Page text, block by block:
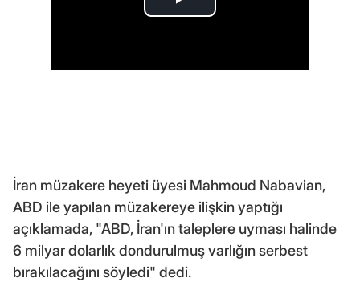
İran müzakere heyeti üyesi Mahmoud Nabavian,
ABD ile yapılan müzakereye ilişkin yaptığı
açıklamada, "ABD, İran'ın taleplere uyması halinde
6 milyar dolarlık dondurulmuş varlığın serbest
bırakılacağını söyledi" dedi.